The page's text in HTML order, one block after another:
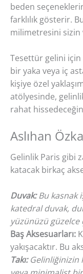
beden
farklılık gösterir.
milimetresini sizin
Tesettür gelini için
bir yaka veya iç
kişiye özel
atölyesinde,
rahat
Aslıhan
Gelinlik Paris gibi
katacak birkaç
Duvak:Bu kasnak
katedral duvak,
yüzünüzü
Baş Aksesuarları:
yakışacaktır. Bu
Takı:Gelinliğinizin